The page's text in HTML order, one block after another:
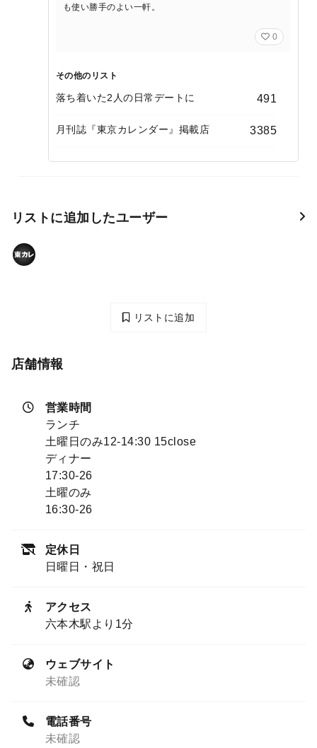
も使い勝手のよい一軒。
0
その他のリスト
落ち着いた2人の日常デートに 491
月刊誌『東京カレンダー』掲載店 3385
リストに追加したユーザー
リストに追加
店舗情報
営業時間
ランチ
土曜日のみ12-14:30 15close
ディナー
17:30-26
土曜のみ
16:30-26
定休日
日曜日・祝日
アクセス
六本木駅より1分
ウェブサイト
未確認
電話番号
未確認